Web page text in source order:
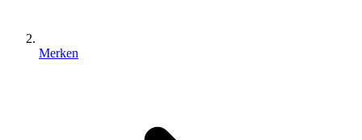
Merken